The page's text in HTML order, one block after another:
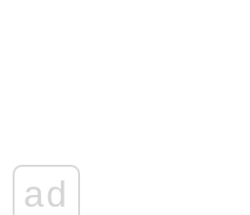
ad